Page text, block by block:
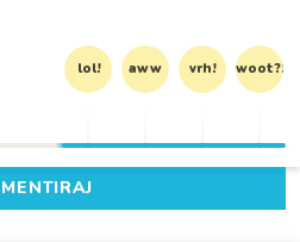
lol! aww vrh! woot?!